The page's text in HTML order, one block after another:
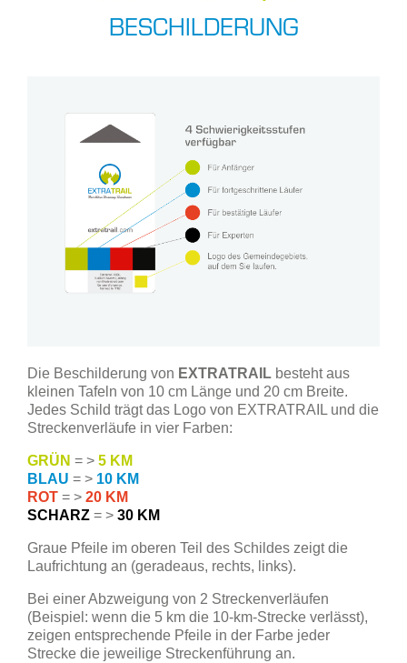
BESCHILDERUNG
Die Beschilderung von EXTRATRAIL besteht aus
kleinen Tafeln von 10 cm Länge und 20 cm Breite.
Jedes Schild trägt das Logo von EXTRATRAIL und die
Streckenverläufe in vier Farben:
GRÜN = > 5 KM
BLAU = > 10 KM
ROT = > 20 KM
SCHARZ = > 30 KM
Graue Pfeile im oberen Teil des Schildes zeigt die
Laufrichtung an (geradeaus, rechts, links).
Bei einer Abzweigung von 2 Streckenverläufen
(Beispiel: wenn die 5 km die 10-km-Strecke verlässt),
zeigen entsprechende Pfeile in der Farbe jeder
Strecke die jeweilige Streckenführung an.